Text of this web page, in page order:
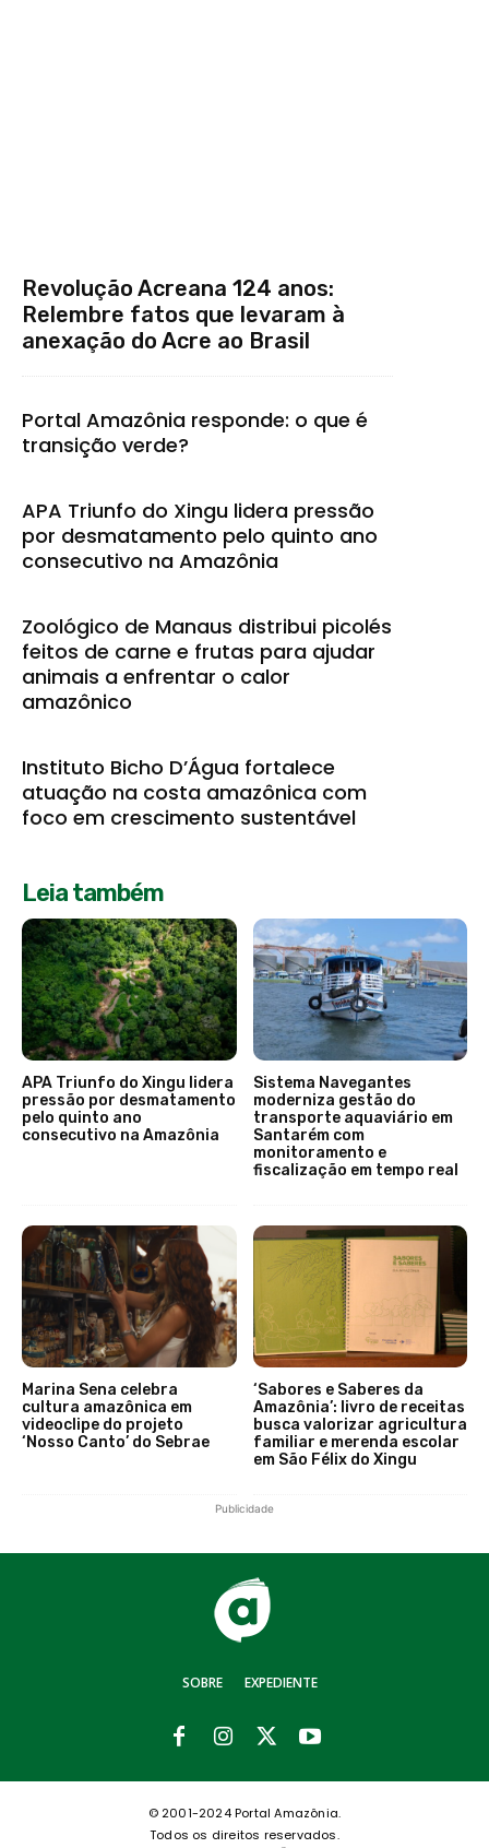
Revolução Acreana 124 anos:
Relembre fatos que levaram à
anexação do Acre ao Brasil
Portal Amazônia responde: o que é
transição verde?
APA Triunfo do Xingu lidera pressão
por desmatamento pelo quinto ano
consecutivo na Amazônia
Zoológico de Manaus distribui picolés
feitos de carne e frutas para ajudar
animais a enfrentar o calor
amazônico
Instituto Bicho D’Água fortalece
atuação na costa amazônica com
foco em crescimento sustentável
Leia também
APA Triunfo do Xingu lidera
pressão por desmatamento
pelo quinto ano
consecutivo na Amazônia
Sistema Navegantes
moderniza gestão do
transporte aquaviário em
Santarém com
monitoramento e
fiscalização em tempo real
Marina Sena celebra
cultura amazônica em
videoclipe do projeto
‘Nosso Canto’ do Sebrae
‘Sabores e Saberes da
Amazônia’: livro de receitas
busca valorizar agricultura
familiar e merenda escolar
em São Félix do Xingu
Publicidade
SOBRE EXPEDIENTE
© 2001-2024 Portal Amazônia.
Todos os direitos reservados.